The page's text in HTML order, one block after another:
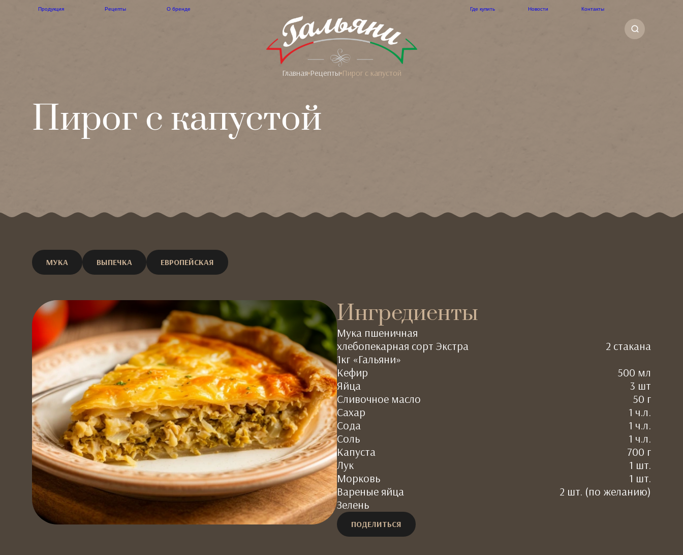
Продукция Рецепты О бренде Где купить Новости Контакты
Главная Рецепты Пирог с капустой
Пирог с капустой
МУКА ВЫПЕЧКА ЕВРОПЕЙСКАЯ
Ингредиенты
Мука пшеничная
хлебопекарная сорт Экстра
1кг «Гальяни»
2 стакана
Кефир
500 мл
Яйца
3 шт
Сливочное масло
50 г
Сахар
1 ч.л.
Сода
1 ч.л.
Соль
1 ч.л.
Капуста
700 г
Лук
1 шт.
Морковь
1 шт.
Вареные яйца
2 шт. (по желанию)
Зелень
ПОДЕЛИТЬСЯ